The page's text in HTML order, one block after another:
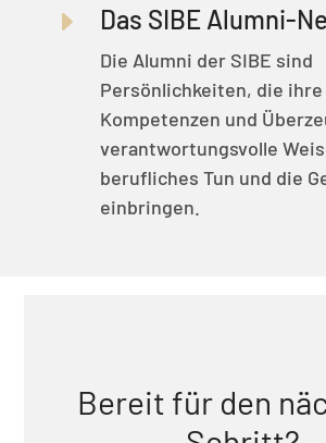
E Das SIBE Alumni-
Die Alumni der SIBE sind
Persönlichkeiten, die ihre
Kompetenzen und
verantwortungsvolle
berufliches Tun und die
einbringen.
Bereit für den